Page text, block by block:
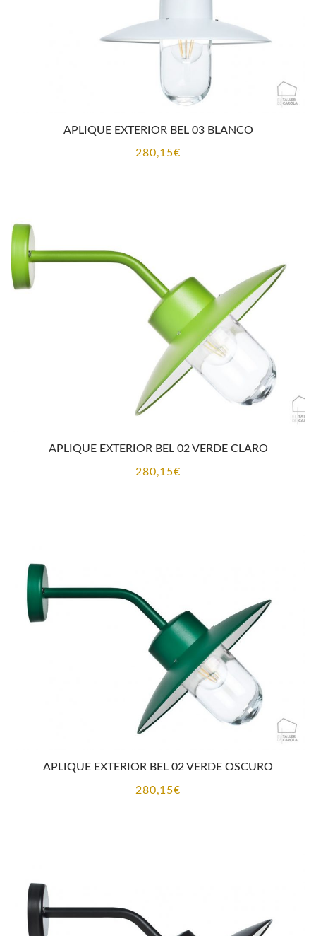
APLIQUE EXTERIOR BEL 03 BLANCO
280,15€
APLIQUE EXTERIOR BEL 02 VERDE CLARO
280,15€
APLIQUE EXTERIOR BEL 02 VERDE OSCURO
280,15€